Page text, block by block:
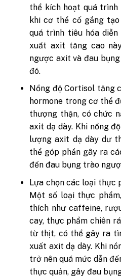
thể kích hoạt quá
khi cơ thể cố gắng
quá trình tiêu hóa diễn
xuất axit tăng cao
ngược axit và đau
đó.
Nồng độ Cortisol tăng
hormone trong cơ thể
thượng thận, có chức
axit dạ dày. Khi nồng
lượng axit dạ dày dư
thể góp phần gây ra
đến đau bụng trào
Lựa chọn các loại thực
Một số loại thực
thích như caffeine,
cay, thực phẩm chiên
từ thịt, có thể gây ra
xuất axit dạ dày. Khi
trở nên quá mức dẫn
thực quản, gây đau